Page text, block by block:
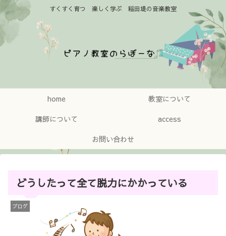
すくすく育つ 楽しく学ぶ 稲田堤の音楽教室
home
教室について
講師について
access
お問い合わせ
どうしたって全て脱力にかかっている
ブログ